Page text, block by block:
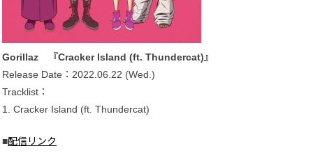
Gorillaz 『Cracker Island (ft. Thundercat)』
Release Date：2022.06.22 (Wed.)
Tracklist：
1. Cracker Island (ft. Thundercat)
■配信リンク